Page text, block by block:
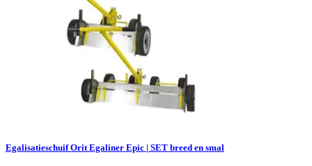
Egalisatieschuif Orit Egaliner Epic | SET breed en smal